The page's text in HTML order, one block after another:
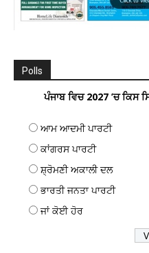
Polls
ਪੰਜਾਬ ਵਿਚ 2027 ’ਚ ਕਿਸ
ਆਮ ਆਦਮੀ ਪਾਰਟੀ
ਕਾਂਗਰਸ ਪਾਰਟੀ
ਸ਼੍ਰੋਮਣੀ ਅਕਾਲੀ ਦਲ
ਭਾਰਤੀ ਜਨਤਾ ਪਾਰਟੀ
ਜਾਂ ਕੋਈ ਹੋਰ